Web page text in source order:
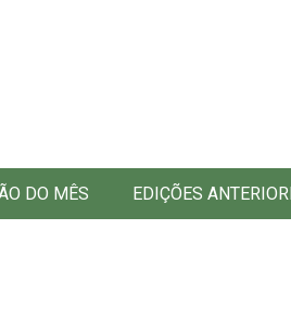
DO MÊS EDIÇÕES